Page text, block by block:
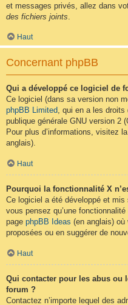
et messages privés, allez dans
des fichiers joints
Haut
Concernant phpBB
Qui a développé ce logiciel de
Ce logiciel (dans sa version non
phpBB Limited, qui en a les droits
publique générale GNU version 2
Pour plus d’informations, visitez
anglais).
Haut
Pourquoi la fonctionnalité X
Ce logiciel a été développé et
vous pensez qu’une
page phpBB Ideas (en anglais)
proposées ou en suggérer de
Haut
Qui contacter pour les abus ou
forum ?
Contactez n’importe lequel des